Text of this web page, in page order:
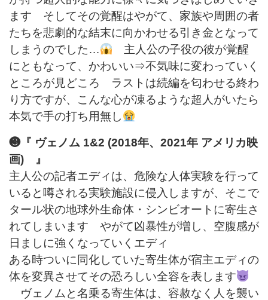
ます そしてその覚醒はやがて、家族や周囲の者
たちを悲劇的な結末に向かわせる引き金となって
しまうのでした…
主人公の子役の彼が覚醒
にともなって、かわいい⇒不気味に変わっていく
ところが見どころ ラストは続編を匂わせる終わ
り方ですが、こんな心が凍るような超人がいたら
本気で手の打ち用無し
❸『 ヴェノム 1&2 (2018年、2021年 アメリカ映
画) 』
主人公の記者エディは、危険な人体実験を行って
いると噂される実験施設に侵入しますが、そこで
タール状の地球外生命体・シンビオートに寄生さ
れてしまいます やがて凶暴性が増し、空腹感が
日ましに強くなっていくエディ
ある時ついに同化していた寄生体が宿主エディの
体を変異させてその恐ろしい全容を表します
ヴェノムと名乗る寄生体は、容赦なく人を襲い